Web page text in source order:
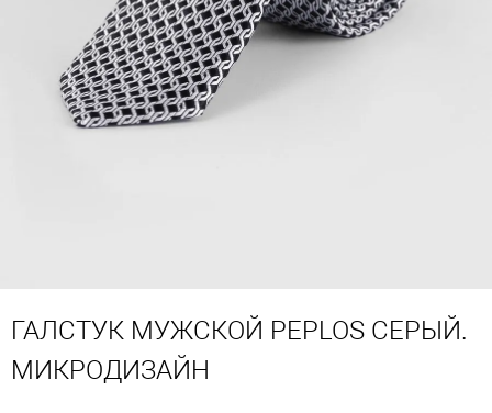
ГАЛСТУК МУЖСКОЙ PEPLOS СЕРЫЙ.
МИКРОДИЗАЙН